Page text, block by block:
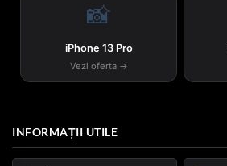
📸
iPhone 13 Pro
Vezi oferta →
INFORMAȚII UTILE